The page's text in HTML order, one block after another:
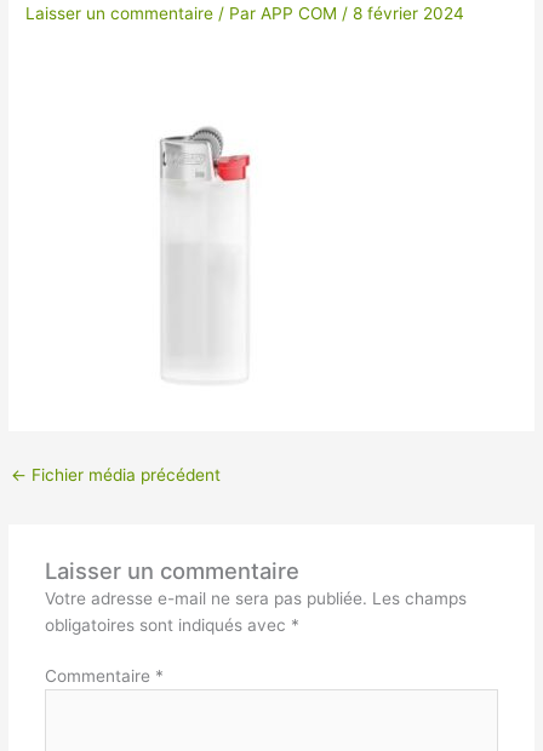
VÊTEMENTS ET OBJETS À
Laisser un commentaire / ParAPP COM/8 février 2024
← Fichier média précédent
Laisser un commentaire
Votre adresse e-mail ne sera pas publiée. Les champs
obligatoires sont indiqués avec *
Commentaire *